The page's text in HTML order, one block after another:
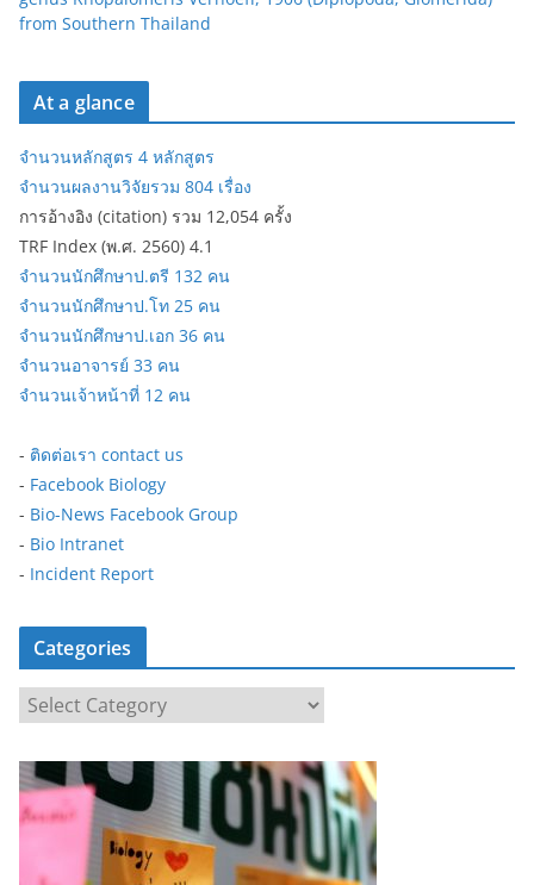
from Southern Thailand
At a glance
จำนวนหลักสูตร 4 หลักสูตร
จำนวนผลงานวิจัยรวม 804 เรื่อง
การอ้างอิง (citation) รวม 12,054 ครั้ง
TRF Index (พ.ศ. 2560) 4.1
จำนวนนักศึกษาป.ตรี 132 คน
จำนวนนักศึกษาป.โท 25 คน
จำนวนนักศึกษาป.เอก 36 คน
จำนวนอาจารย์ 33 คน
จำนวนเจ้าหน้าที่ 12 คน
- ติดต่อเรา contact us
- Facebook Biology
- Bio-News Facebook Group
- Bio Intranet
- Incident Report
Categories
t
e
g